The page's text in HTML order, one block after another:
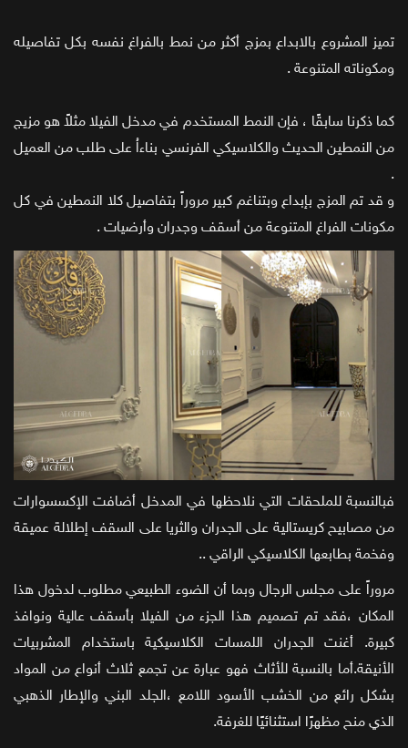
تميز المشروع بالابداع بمزج أكثر من نمط بالفراغ نفسه بكل تفاصيله
ومكوناته المتنوعة .
كما ذكرنا سابقًا ، فإن النمط المستخدم في مدخل الفيلا مثلاً هو مزيج
من النمطين الحديث والكلاسيكي الفرنسي بناءاُ على طلب من العميل
.
و قد تم المزج بإبداع وبتناغم كبير مروراً بتفاصيل كلا النمطين في كل
مكونات الفراغ المتنوعة من أسقف وجدران وأرضيات .
فبالنسبة للملحقات التي نلاحظها في المدخل أضافت الإكسسوارات
من مصابيح كريستالية على الجدران والثريا على السقف إطلالة عميقة
وفخمة بطابعها الكلاسيكي الراقي ..
مروراً على مجلس الرجال وبما أن الضوء الطبيعي مطلوب لدخول هذا
المكان ،فقد تم تصميم هذا الجزء من الفيلا بأسقف عالية ونوافذ
كبيرة. أغنت الجدران اللمسات الكلاسيكية باستخدام المشربيات
الأنيقة.أما بالنسبة للأثاث فهو عبارة عن تجمع ثلاث أنواع من المواد
بشكل رائع من الخشب الأسود اللامع ،الجلد البني والإطار الذهبي
الذي منح مظهرًا استثنائيًا للغرفة.